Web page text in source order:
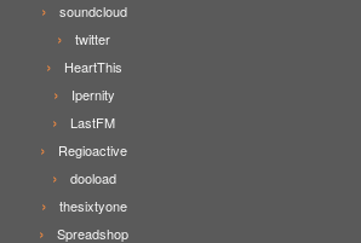
soundcloud
twitter
HeartThis
Ipernity
LastFM
Regioactive
dooload
thesixtyone
Spreadshop